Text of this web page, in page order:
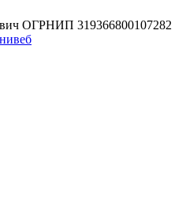
ОГРНИП 319366800107282